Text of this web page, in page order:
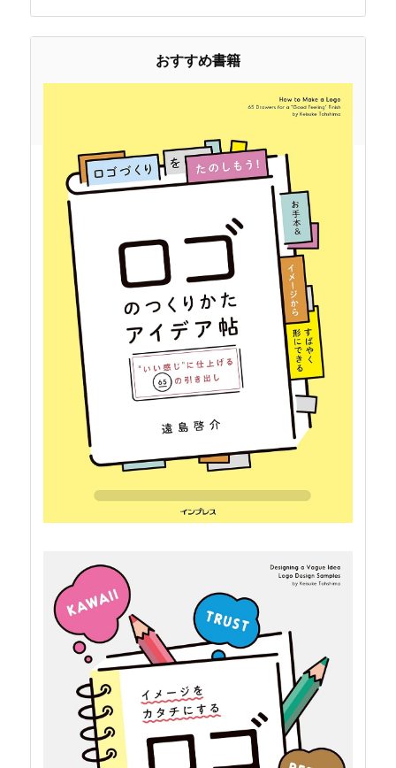
おすすめ書籍